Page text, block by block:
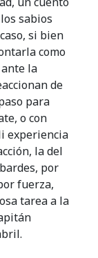
sabios
si bien
como
la
de
para
o con
experiencia
la del
por
fuerza,
tarea a la